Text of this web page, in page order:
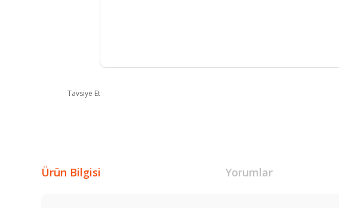
Tavsiye Et
Ürün Bilgisi Yorumlar